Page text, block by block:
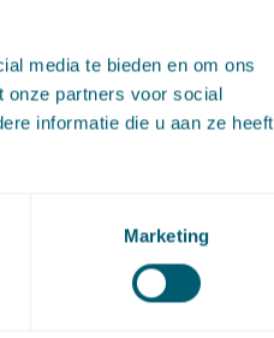
media te bieden en om ons
onze partners voor social
informatie die u aan ze heeft
Marketing
juist